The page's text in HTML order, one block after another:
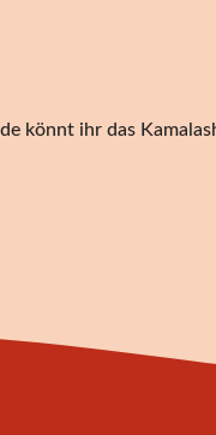
könnt ihr das